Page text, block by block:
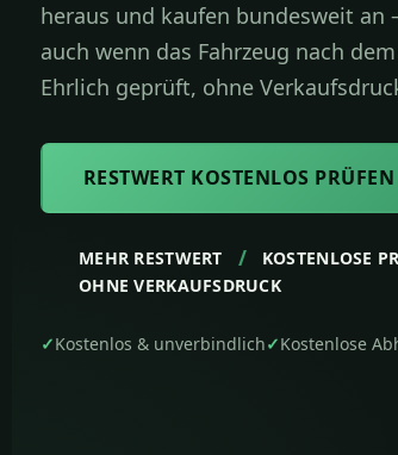
heraus und kaufen bundesweit
auch wenn das Fahrzeug nach
Ehrlich geprüft, ohne
RESTWERT KOSTENLOS PRÜFEN
MEHR RESTWERT
KOSTENLOSE
OHNE VERKAUFSDRUCK
✓Kostenlos & unverbindlich✓Kostenlose